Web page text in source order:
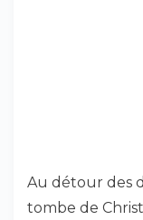
Au détour des
tombe de